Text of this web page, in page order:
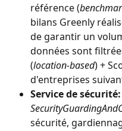
référence (
bilans Greenly
de garantir un
données sont
(location-based) +
d'entreprises
Service de sécurité:
sécurité,